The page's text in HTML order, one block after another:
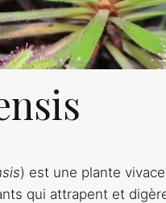
) est une plante
qui attrapent et